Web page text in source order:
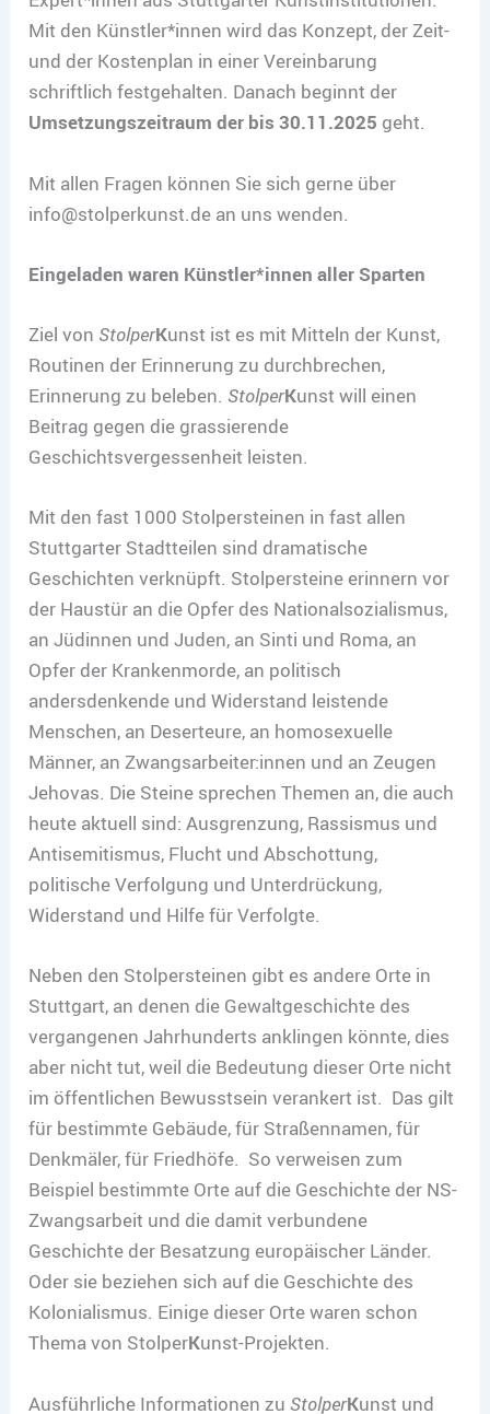
Mit den Künstler*innen wird das Konzept, der Zeit-
und der Kostenplan in einer Vereinbarung
schriftlich festgehalten. Danach beginnt der
Umsetzungszeitraum der bis 30.11.2025 geht.
Mit allen Fragen können Sie sich gerne über
info@stolperkunst.de an uns wenden.
Eingeladen waren Künstler*innen aller Sparten
Ziel von StolperKunst ist es mit Mitteln der Kunst,
Routinen der Erinnerung zu durchbrechen,
Erinnerung zu beleben. StolperKunst will einen
Beitrag gegen die grassierende
Geschichtsvergessenheit leisten.
Mit den fast 1000 Stolpersteinen in fast allen
Stuttgarter Stadtteilen sind dramatische
Geschichten verknüpft. Stolpersteine erinnern vor
der Haustür an die Opfer des Nationalsozialismus,
an Jüdinnen und Juden, an Sinti und Roma, an
Opfer der Krankenmorde, an politisch
andersdenkende und Widerstand leistende
Menschen, an Deserteure, an homosexuelle
Männer, an Zwangsarbeiter:innen und an Zeugen
Jehovas. Die Steine sprechen Themen an, die auch
heute aktuell sind: Ausgrenzung, Rassismus und
Antisemitismus, Flucht und Abschottung,
politische Verfolgung und Unterdrückung,
Widerstand und Hilfe für Verfolgte.
Neben den Stolpersteinen gibt es andere Orte in
Stuttgart, an denen die Gewaltgeschichte des
vergangenen Jahrhunderts anklingen könnte, dies
aber nicht tut, weil die Bedeutung dieser Orte nicht
im öffentlichen Bewusstsein verankert ist. Das gilt
für bestimmte Gebäude, für Straßennamen, für
Denkmäler, für Friedhöfe. So verweisen zum
Beispiel bestimmte Orte auf die Geschichte der NS-
Zwangsarbeit und die damit verbundene
Geschichte der Besatzung europäischer Länder.
Oder sie beziehen sich auf die Geschichte des
Kolonialismus. Einige dieser Orte waren schon
Thema von StolperKunst-Projekten.
Ausführliche Informationen zu StolperKunst und